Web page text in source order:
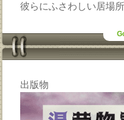
彼らにふさわしい居場
出版物